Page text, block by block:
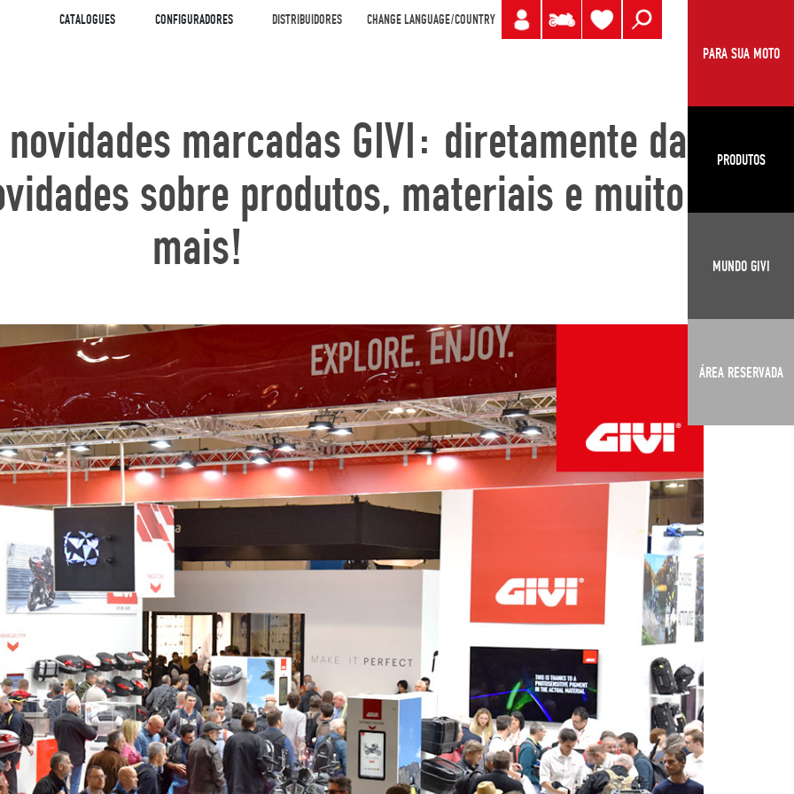
CATALOGUES CONFIGURADORES DISTRIBUIDORES CHANGE LANGUAGE/COUNTRY
PARA SUA MOTO
PRODUTOS
MUNDO GIVI
ÁREA RESERVADA
marcadas GIVI: diretamente da
sobre produtos, materiais e muito
mais!